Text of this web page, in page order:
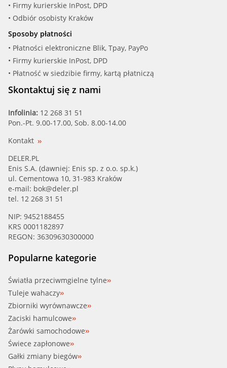
• Firmy kurierskie InPost, DPD
• Odbiór osobisty Kraków
Sposoby płatności
• Płatności elektroniczne Blik, Tpay, PayPo
• Firmy kurierskie InPost, DPD
• Płatność w siedzibie firmy, kartą płatniczą
Skontaktuj się z nami
Infolinia: 12 268 31 51
Pon.-Pt. 9.00-17.00, Sob. 8.00-14.00
Kontakt
DELER.PL
Enis S.A. (dawniej: Enis sp. z o.o. sp.k.)
ul. Cementowa 10, 31-983 Kraków
e-mail: bok@deler.pl
tel. 12 268 31 51
NIP: 9452188455
KRS 0001182897
REGON: 36309630300000
Popularne kategorie
Światła przeciwmgielne tylne
Tuleje wahaczy
Zbiorniki wyrównawcze
Zaciski hamulcowe
Żarówki samochodowe
Świece zapłonowe
Gałki zmiany biegów